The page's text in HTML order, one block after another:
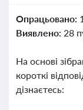
Опрацьовано:
Виявлено: 28
На основі
короткі
дізнаєтесь: